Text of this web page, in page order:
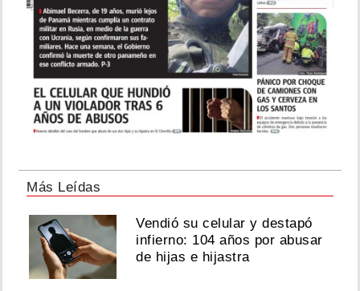
Más Leídas
Vendió su celular y destapó
infierno: 104 años por abusar
de hijas e hijastra